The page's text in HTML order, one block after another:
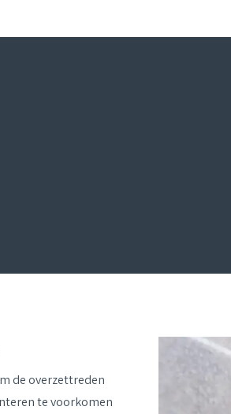
de overzettreden
te voorkomen